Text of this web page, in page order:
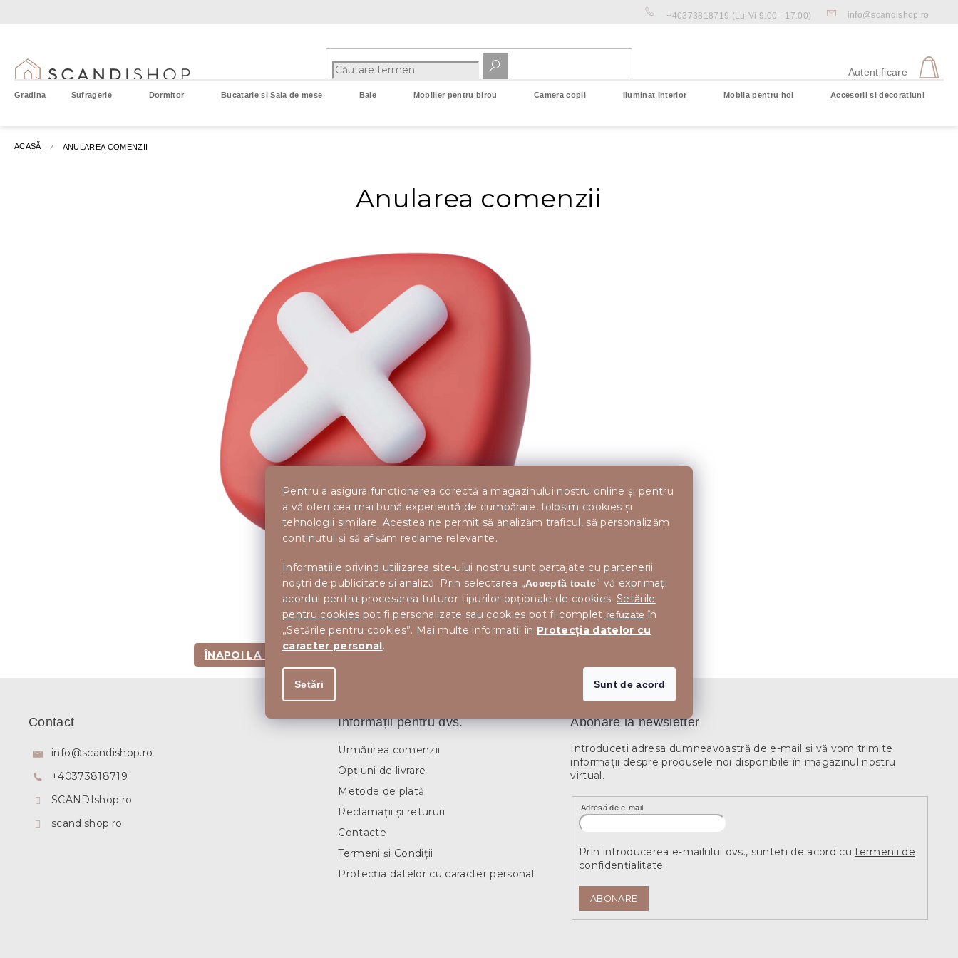
Pentru a asigura funcționarea corectă a magazinului nostru online și pentru
a vă oferi cea mai bună experiență de cumpărare, folosim cookies și
tehnologii similare. Acestea ne permit să analizăm traficul, să personalizăm
conținutul și să afișăm reclame relevante.
Informațiile privind utilizarea site-ului nostru sunt partajate cu partenerii
noștri de publicitate și analiză. Prin selectarea „Acceptă toate” vă exprimați
acordul pentru procesarea tuturor tipurilor opționale de cookies. Setările
pentru cookies pot fi personalizate sau cookies pot fi complet refuzate în
„Setările pentru cookies”. Mai multe informații în Protecția datelor cu
caracter personal.
Setări Sunt de acord
+40373818719 (Lu-Vi 9:00 - 17:00) info@scandishop.ro
Autentificare
Gradina Sufragerie Dormitor Bucatarie si Sala de mese Baie Mobilier pentru birou Camera copii Iluminat Interior Mobila pentru hol Accesorii si decoratiuni
ACASĂ ANULAREA COMENZII
Anularea comenzii
Comanda dvs. a fost anulată cu succes.
Toate informațiile necesare v-au fost trimise pe e-mailul asociat comenzii.
ÎNAPOI LA PAGINA PRINCIPALĂ
Contact
info@scandishop.ro
+40373818719
SCANDIshop.ro
scandishop.ro
Informații pentru dvs.
Urmărirea comenzii
Opțiuni de livrare
Metode de plată
Reclamații și retururi
Contacte
Termeni și Condiții
Protecția datelor cu caracter personal
Abonare la newsletter
Introduceţi adresa dumneavoastră de e-mail şi vă vom trimite
informaţii despre produsele noi disponibile în magazinul nostru
virtual.
Adresă de e-mail
Prin introducerea e-mailului dvs., sunteți de acord cutermenii de
confidențialitate
ABONARE